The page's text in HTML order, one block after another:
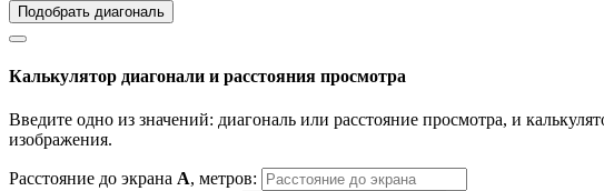
Подобрать диагональ
Калькулятор диагонали и расстояния просмотра
Введите одно из значений: диагональ или расстояние просмотра, и
изображения.
Расстояние до экрана A, метров: